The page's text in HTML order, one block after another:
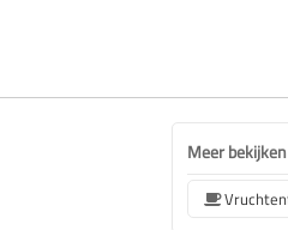
Meer bekijken